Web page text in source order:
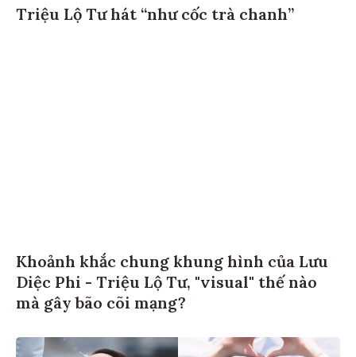
Triệu Lộ Tư hát “như cốc trà chanh”
Khoảnh khắc chung khung hình của Lưu
Diệc Phi - Triệu Lộ Tư, "visual" thế nào
mà gây bão cõi mạng?